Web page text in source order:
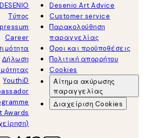
Τύπος
Career
Δήλωση
YouthiD
Awards
Desenio Art Advice
Customer service
Παρακολούθηση
παραγγελίας
Όροι και προϋποθέσεις
Πολιτική απορρήτου
Cookies
Αίτημα ακύρωσης
παραγγελίας
Διαχείριση Cookies